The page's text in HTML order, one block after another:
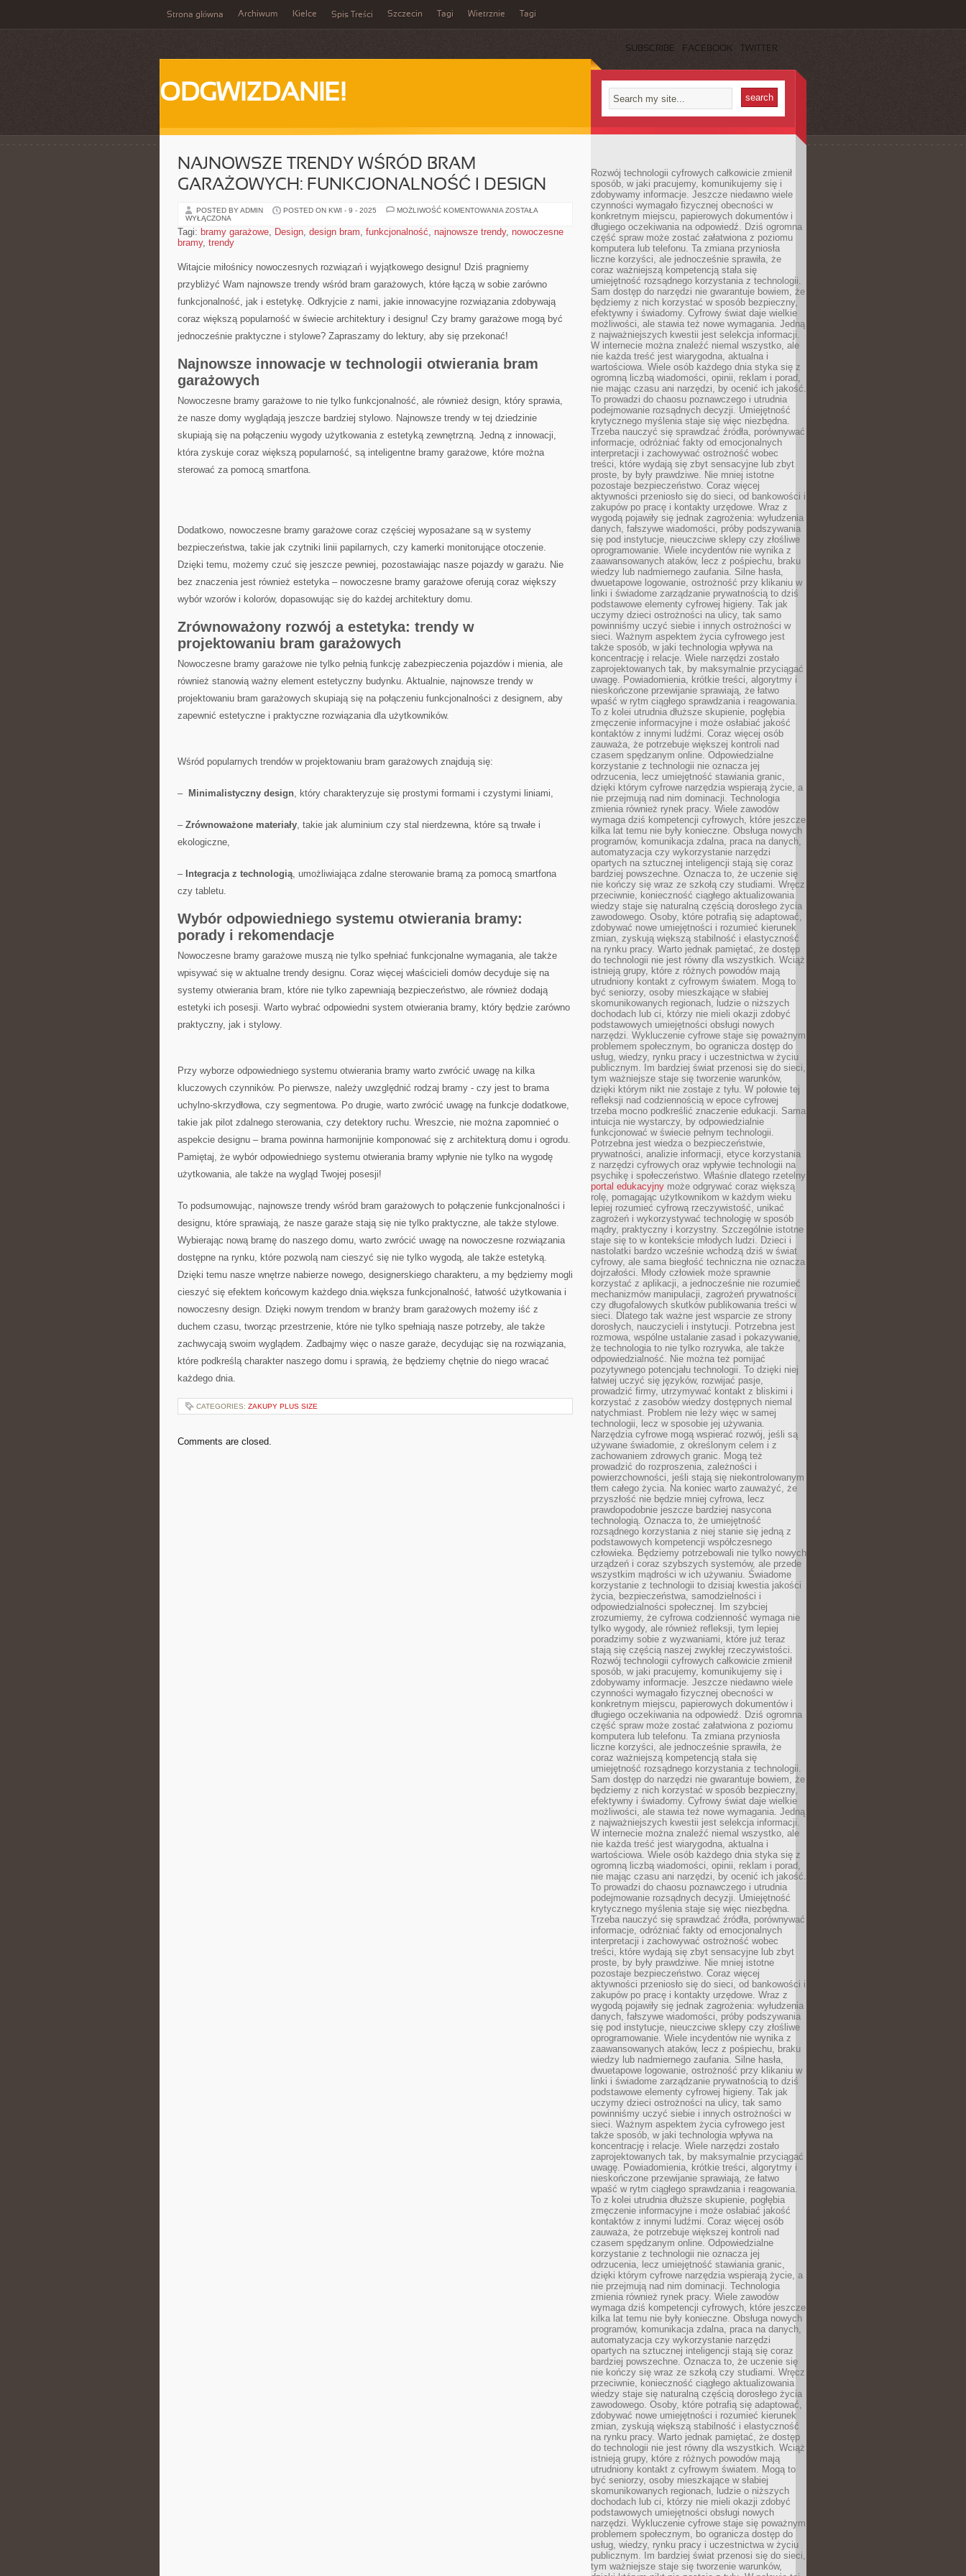
Strona główna Archiwum Kielce Spis Treści Szczecin Tagi Wietrznie Tagi
SUBSCRIBE FACEBOOK TWITTER
ODGWIZDANIE!
NAJNOWSZE TRENDY WŚRÓD BRAM
GARAŻOWYCH: FUNKCJONALNOŚĆ I DESIGN
POSTED BY ADMIN POSTED ON KWI - 9 - 2025 MOŻLIWOŚĆ KOMENTOWANIA NAJNOWSZE
BRAM
DESIGN
ZOSTAŁA
WYŁĄCZONA
Tagi: bramy garażowe, Design, design bram, funkcjonalność, najnowsze trendy, nowoczesne
bramy, trendy
Witajcie miłośnicy nowoczesnych rozwiązań i wyjątkowego designu!⁤ Dziś pragniemy⁢
przybliżyć Wam najnowsze trendy wśród bram garażowych,⁢ które ‍łączą ​w sobie zarówno
funkcjonalność,⁢ jak i‍ estetykę.‌ Odkryjcie z nami, jakie innowacyjne ⁢rozwiązania zdobywają
⁤coraz​ większą ⁤popularność w świecie architektury i ⁢designu! Czy ⁤bramy garażowe mogą być
jednocześnie praktyczne ⁢i stylowe? Zapraszamy do lektury, aby się przekonać!
Najnowsze innowacje ‍w technologii ‍otwierania bram
garażowych
Nowoczesne bramy ​garażowe to nie ‍tylko funkcjonalność, ale również design, który ⁢sprawia,
że nasze domy wyglądają jeszcze bardziej stylowo. Najnowsze trendy w tej dziedzinie
skupiają się na połączeniu wygody użytkowania z estetyką zewnętrzną.​ Jedną z innowacji,
która zyskuje coraz większą popularność, są ‍inteligentne bramy garażowe, ‍które⁣ można
sterować za pomocą smartfona.
Dodatkowo, nowoczesne​ bramy garażowe coraz częściej ⁣wyposażane ⁤są w systemy
bezpieczeństwa, takie​ jak czytniki linii ⁢papilarnych, czy kamerki monitorujące otoczenie.
Dzięki‌ temu, możemy czuć się jeszcze pewniej,⁣ pozostawiając nasze pojazdy ‌w garażu. Nie
bez znaczenia⁢ jest również estetyka – nowoczesne bramy garażowe ⁤oferują coraz większy
wybór wzorów i kolorów,‍ dopasowując się do każdej architektury ‌domu.
Zrównoważony rozwój a‍ estetyka: trendy ⁤w
projektowaniu bram garażowych
Nowoczesne bramy ‌garażowe nie tylko pełnią funkcję zabezpieczenia pojazdów i mienia, ale
również stanowią ważny element estetyczny budynku. Aktualnie, najnowsze ‍trendy w
projektowaniu bram garażowych​ skupiają się ​na⁢ połączeniu funkcjonalności⁤ z designem, aby
zapewnić estetyczne i praktyczne rozwiązania dla użytkowników.
Wśród popularnych trendów w projektowaniu bram garażowych‍ znajdują się:
– ​ Minimalistyczny ​design, który charakteryzuje się prostymi formami i czystymi liniami,
– Zrównoważone materiały, takie jak aluminium czy stal nierdzewna,​ które są trwałe i
ekologiczne,
– Integracja ⁣z technologią, umożliwiająca zdalne sterowanie bramą za pomocą smartfona
czy ⁢tabletu.
Wybór odpowiedniego systemu ‌otwierania bramy: ​
porady i​ rekomendacje
Nowoczesne​ bramy​ garażowe ⁤muszą⁣ nie tylko spełniać funkcjonalne‌ wymagania, ​ale także
wpisywać⁣ się w aktualne trendy⁢ designu. Coraz więcej właścicieli domów decyduje ⁤się na
systemy ⁣otwierania bram, które⁣ nie tylko⁢ zapewniają bezpieczeństwo, ale również⁣ dodają
‍estetyki ich posesji. Warto wybrać odpowiedni ​system otwierania bramy, który będzie ‌zarówno
praktyczny, jak i ⁣stylowy.
Przy wyborze‍ odpowiedniego systemu otwierania bramy​ warto⁤ zwrócić ​uwagę ⁤na kilka
kluczowych​ czynników. Po pierwsze, ⁣należy uwzględnić rodzaj bramy -⁤ czy jest‌ to brama
uchylno-skrzydłowa, czy segmentowa. Po ⁤drugie, warto zwrócić uwagę‍ na funkcje dodatkowe,
takie⁣ jak pilot zdalnego sterowania, czy detektory ruchu. Wreszcie, nie można zapomnieć o
aspekcie designu – brama powinna harmonijnie‌ komponować się​ z architekturą domu⁣ i ⁣ogrodu.
Pamiętaj, że wybór ‌odpowiedniego systemu ​otwierania bramy wpłynie nie tylko na ⁣wygodę
użytkowania, ale także⁣ na wygląd Twojej ​posesji!
To podsumowując, najnowsze trendy wśród bram garażowych to połączenie​ funkcjonalności i
designu, które sprawiają, ​że nasze ​garaże stają się nie tylko praktyczne,​ ale⁤ także stylowe.
Wybierając nową ‍bramę do naszego domu,⁣ warto zwrócić uwagę na nowoczesne rozwiązania
dostępne‌ na rynku, które pozwolą nam cieszyć się nie tylko wygodą, ale także‌ estetyką.
Dzięki ⁢temu nasze ‍wnętrze nabierze ⁢nowego,⁢ designerskiego charakteru, a my będziemy mogli
cieszyć ⁤się‍ efektem końcowym⁢ każdego dnia.większa ⁤funkcjonalność, łatwość użytkowania i‍
nowoczesny design.⁢ Dzięki nowym⁣ trendom w branży bram garażowych możemy iść z
duchem czasu, tworząc ⁤przestrzenie, które ⁤nie tylko ⁣spełniają ‍nasze potrzeby,​ ale także
zachwycają swoim wyglądem.⁢ Zadbajmy więc o nasze ⁣garaże, ‍decydując się na rozwiązania,
które podkreślą charakter naszego domu i sprawią, ⁤że ​będziemy chętnie⁤ do niego ‌wracać‍
każdego⁣ dnia.
CATEGORIES: ZAKUPY PLUS SIZE
Comments are closed.
Rozwój technologii cyfrowych całkowicie zmienił
sposób, w jaki pracujemy, komunikujemy się i
zdobywamy informacje. Jeszcze niedawno wiele
czynności wymagało fizycznej obecności w
konkretnym miejscu, papierowych dokumentów i
długiego oczekiwania na odpowiedź. Dziś ogromna
część spraw może zostać załatwiona z poziomu
komputera lub telefonu. Ta zmiana przyniosła
liczne korzyści, ale jednocześnie sprawiła, że
coraz ważniejszą kompetencją stała się
umiejętność rozsądnego korzystania z technologii.
Sam dostęp do narzędzi nie gwarantuje bowiem, że
będziemy z nich korzystać w sposób bezpieczny,
efektywny i świadomy. Cyfrowy świat daje wielkie
możliwości, ale stawia też nowe wymagania. Jedną
z najważniejszych kwestii jest selekcja informacji.
W internecie można znaleźć niemal wszystko, ale
nie każda treść jest wiarygodna, aktualna i
wartościowa. Wiele osób każdego dnia styka się z
ogromną liczbą wiadomości, opinii, reklam i porad,
nie mając czasu ani narzędzi, by ocenić ich jakość.
To prowadzi do chaosu poznawczego i utrudnia
podejmowanie rozsądnych decyzji. Umiejętność
krytycznego myślenia staje się więc niezbędna.
Trzeba nauczyć się sprawdzać źródła, porównywać
informacje, odróżniać fakty od emocjonalnych
interpretacji i zachowywać ostrożność wobec
treści, które wydają się zbyt sensacyjne lub zbyt
proste, by były prawdziwe. Nie mniej istotne
pozostaje bezpieczeństwo. Coraz więcej
aktywności przeniosło się do sieci, od bankowości i
zakupów po pracę i kontakty urzędowe. Wraz z
wygodą pojawiły się jednak zagrożenia: wyłudzenia
danych, fałszywe wiadomości, próby podszywania
się pod instytucje, nieuczciwe sklepy czy złośliwe
oprogramowanie. Wiele incydentów nie wynika z
zaawansowanych ataków, lecz z pośpiechu, braku
wiedzy lub nadmiernego zaufania. Silne hasła,
dwuetapowe logowanie, ostrożność przy klikaniu w
linki i świadome zarządzanie prywatnością to dziś
podstawowe elementy cyfrowej higieny. Tak jak
uczymy dzieci ostrożności na ulicy, tak samo
powinniśmy uczyć siebie i innych ostrożności w
sieci. Ważnym aspektem życia cyfrowego jest
także sposób, w jaki technologia wpływa na
koncentrację i relacje. Wiele narzędzi zostało
zaprojektowanych tak, by maksymalnie przyciągać
uwagę. Powiadomienia, krótkie treści, algorytmy i
nieskończone przewijanie sprawiają, że łatwo
wpaść w rytm ciągłego sprawdzania i reagowania.
To z kolei utrudnia dłuższe skupienie, pogłębia
zmęczenie informacyjne i może osłabiać jakość
kontaktów z innymi ludźmi. Coraz więcej osób
zauważa, że potrzebuje większej kontroli nad
czasem spędzanym online. Odpowiedzialne
korzystanie z technologii nie oznacza jej
odrzucenia, lecz umiejętność stawiania granic,
dzięki którym cyfrowe narzędzia wspierają życie, a
nie przejmują nad nim dominacji. Technologia
zmienia również rynek pracy. Wiele zawodów
wymaga dziś kompetencji cyfrowych, które jeszcze
kilka lat temu nie były konieczne. Obsługa nowych
programów, komunikacja zdalna, praca na danych,
automatyzacja czy wykorzystanie narzędzi
opartych na sztucznej inteligencji stają się coraz
bardziej powszechne. Oznacza to, że uczenie się
nie kończy się wraz ze szkołą czy studiami. Wręcz
przeciwnie, konieczność ciągłego aktualizowania
wiedzy staje się naturalną częścią dorosłego życia
zawodowego. Osoby, które potrafią się adaptować,
zdobywać nowe umiejętności i rozumieć kierunek
zmian, zyskują większą stabilność i elastyczność
na rynku pracy. Warto jednak pamiętać, że dostęp
do technologii nie jest równy dla wszystkich. Wciąż
istnieją grupy, które z różnych powodów mają
utrudniony kontakt z cyfrowym światem. Mogą to
być seniorzy, osoby mieszkające w słabiej
skomunikowanych regionach, ludzie o niższych
dochodach lub ci, którzy nie mieli okazji zdobyć
podstawowych umiejętności obsługi nowych
narzędzi. Wykluczenie cyfrowe staje się poważnym
problemem społecznym, bo ogranicza dostęp do
usług, wiedzy, rynku pracy i uczestnictwa w życiu
publicznym. Im bardziej świat przenosi się do sieci,
tym ważniejsze staje się tworzenie warunków,
dzięki którym nikt nie zostaje z tyłu. W połowie tej
refleksji nad codziennością w epoce cyfrowej
trzeba mocno podkreślić znaczenie edukacji. Sama
intuicja nie wystarczy, by odpowiedzialnie
funkcjonować w świecie pełnym technologii.
Potrzebna jest wiedza o bezpieczeństwie,
prywatności, analizie informacji, etyce korzystania
z narzędzi cyfrowych oraz wpływie technologii na
psychikę i społeczeństwo. Właśnie dlatego rzetelny
portal edukacyjny może odgrywać coraz większą
rolę, pomagając użytkownikom w każdym wieku
lepiej rozumieć cyfrową rzeczywistość, unikać
zagrożeń i wykorzystywać technologię w sposób
mądry, praktyczny i korzystny. Szczególnie istotne
staje się to w kontekście młodych ludzi. Dzieci i
nastolatki bardzo wcześnie wchodzą dziś w świat
cyfrowy, ale sama biegłość techniczna nie oznacza
dojrzałości. Młody człowiek może sprawnie
korzystać z aplikacji, a jednocześnie nie rozumieć
mechanizmów manipulacji, zagrożeń prywatności
czy długofalowych skutków publikowania treści w
sieci. Dlatego tak ważne jest wsparcie ze strony
dorosłych, nauczycieli i instytucji. Potrzebna jest
rozmowa, wspólne ustalanie zasad i pokazywanie,
że technologia to nie tylko rozrywka, ale także
odpowiedzialność. Nie można też pomijać
pozytywnego potencjału technologii. To dzięki niej
łatwiej uczyć się języków, rozwijać pasje,
prowadzić firmy, utrzymywać kontakt z bliskimi i
korzystać z zasobów wiedzy dostępnych niemal
natychmiast. Problem nie leży więc w samej
technologii, lecz w sposobie jej używania.
Narzędzia cyfrowe mogą wspierać rozwój, jeśli są
używane świadomie, z określonym celem i z
zachowaniem zdrowych granic. Mogą też
prowadzić do rozproszenia, zależności i
powierzchowności, jeśli stają się niekontrolowanym
tłem całego życia. Na koniec warto zauważyć, że
przyszłość nie będzie mniej cyfrowa, lecz
prawdopodobnie jeszcze bardziej nasycona
technologią. Oznacza to, że umiejętność
rozsądnego korzystania z niej stanie się jedną z
podstawowych kompetencji współczesnego
człowieka. Będziemy potrzebowali nie tylko nowych
urządzeń i coraz szybszych systemów, ale przede
wszystkim mądrości w ich używaniu. Świadome
korzystanie z technologii to dzisiaj kwestia jakości
życia, bezpieczeństwa, samodzielności i
odpowiedzialności społecznej. Im szybciej
zrozumiemy, że cyfrowa codzienność wymaga nie
tylko wygody, ale również refleksji, tym lepiej
poradzimy sobie z wyzwaniami, które już teraz
stają się częścią naszej zwykłej rzeczywistości.
Rozwój technologii cyfrowych całkowicie zmienił
sposób, w jaki pracujemy, komunikujemy się i
zdobywamy informacje. Jeszcze niedawno wiele
czynności wymagało fizycznej obecności w
konkretnym miejscu, papierowych dokumentów i
długiego oczekiwania na odpowiedź. Dziś ogromna
część spraw może zostać załatwiona z poziomu
komputera lub telefonu. Ta zmiana przyniosła
liczne korzyści, ale jednocześnie sprawiła, że
coraz ważniejszą kompetencją stała się
umiejętność rozsądnego korzystania z technologii.
Sam dostęp do narzędzi nie gwarantuje bowiem, że
będziemy z nich korzystać w sposób bezpieczny,
efektywny i świadomy. Cyfrowy świat daje wielkie
możliwości, ale stawia też nowe wymagania. Jedną
z najważniejszych kwestii jest selekcja informacji.
W internecie można znaleźć niemal wszystko, ale
nie każda treść jest wiarygodna, aktualna i
wartościowa. Wiele osób każdego dnia styka się z
ogromną liczbą wiadomości, opinii, reklam i porad,
nie mając czasu ani narzędzi, by ocenić ich jakość.
To prowadzi do chaosu poznawczego i utrudnia
podejmowanie rozsądnych decyzji. Umiejętność
krytycznego myślenia staje się więc niezbędna.
Trzeba nauczyć się sprawdzać źródła, porównywać
informacje, odróżniać fakty od emocjonalnych
interpretacji i zachowywać ostrożność wobec
treści, które wydają się zbyt sensacyjne lub zbyt
proste, by były prawdziwe. Nie mniej istotne
pozostaje bezpieczeństwo. Coraz więcej
aktywności przeniosło się do sieci, od bankowości i
zakupów po pracę i kontakty urzędowe. Wraz z
wygodą pojawiły się jednak zagrożenia: wyłudzenia
danych, fałszywe wiadomości, próby podszywania
się pod instytucje, nieuczciwe sklepy czy złośliwe
oprogramowanie. Wiele incydentów nie wynika z
zaawansowanych ataków, lecz z pośpiechu, braku
wiedzy lub nadmiernego zaufania. Silne hasła,
dwuetapowe logowanie, ostrożność przy klikaniu w
linki i świadome zarządzanie prywatnością to dziś
podstawowe elementy cyfrowej higieny. Tak jak
uczymy dzieci ostrożności na ulicy, tak samo
powinniśmy uczyć siebie i innych ostrożności w
sieci. Ważnym aspektem życia cyfrowego jest
także sposób, w jaki technologia wpływa na
koncentrację i relacje. Wiele narzędzi zostało
zaprojektowanych tak, by maksymalnie przyciągać
uwagę. Powiadomienia, krótkie treści, algorytmy i
nieskończone przewijanie sprawiają, że łatwo
wpaść w rytm ciągłego sprawdzania i reagowania.
To z kolei utrudnia dłuższe skupienie, pogłębia
zmęczenie informacyjne i może osłabiać jakość
kontaktów z innymi ludźmi. Coraz więcej osób
zauważa, że potrzebuje większej kontroli nad
czasem spędzanym online. Odpowiedzialne
korzystanie z technologii nie oznacza jej
odrzucenia, lecz umiejętność stawiania granic,
dzięki którym cyfrowe narzędzia wspierają życie, a
nie przejmują nad nim dominacji. Technologia
zmienia również rynek pracy. Wiele zawodów
wymaga dziś kompetencji cyfrowych, które jeszcze
kilka lat temu nie były konieczne. Obsługa nowych
programów, komunikacja zdalna, praca na danych,
automatyzacja czy wykorzystanie narzędzi
opartych na sztucznej inteligencji stają się coraz
bardziej powszechne. Oznacza to, że uczenie się
nie kończy się wraz ze szkołą czy studiami. Wręcz
przeciwnie, konieczność ciągłego aktualizowania
wiedzy staje się naturalną częścią dorosłego życia
zawodowego. Osoby, które potrafią się adaptować,
zdobywać nowe umiejętności i rozumieć kierunek
zmian, zyskują większą stabilność i elastyczność
na rynku pracy. Warto jednak pamiętać, że dostęp
do technologii nie jest równy dla wszystkich. Wciąż
istnieją grupy, które z różnych powodów mają
utrudniony kontakt z cyfrowym światem. Mogą to
być seniorzy, osoby mieszkające w słabiej
skomunikowanych regionach, ludzie o niższych
dochodach lub ci, którzy nie mieli okazji zdobyć
podstawowych umiejętności obsługi nowych
narzędzi. Wykluczenie cyfrowe staje się poważnym
problemem społecznym, bo ogranicza dostęp do
usług, wiedzy, rynku pracy i uczestnictwa w życiu
publicznym. Im bardziej świat przenosi się do sieci,
tym ważniejsze staje się tworzenie warunków,